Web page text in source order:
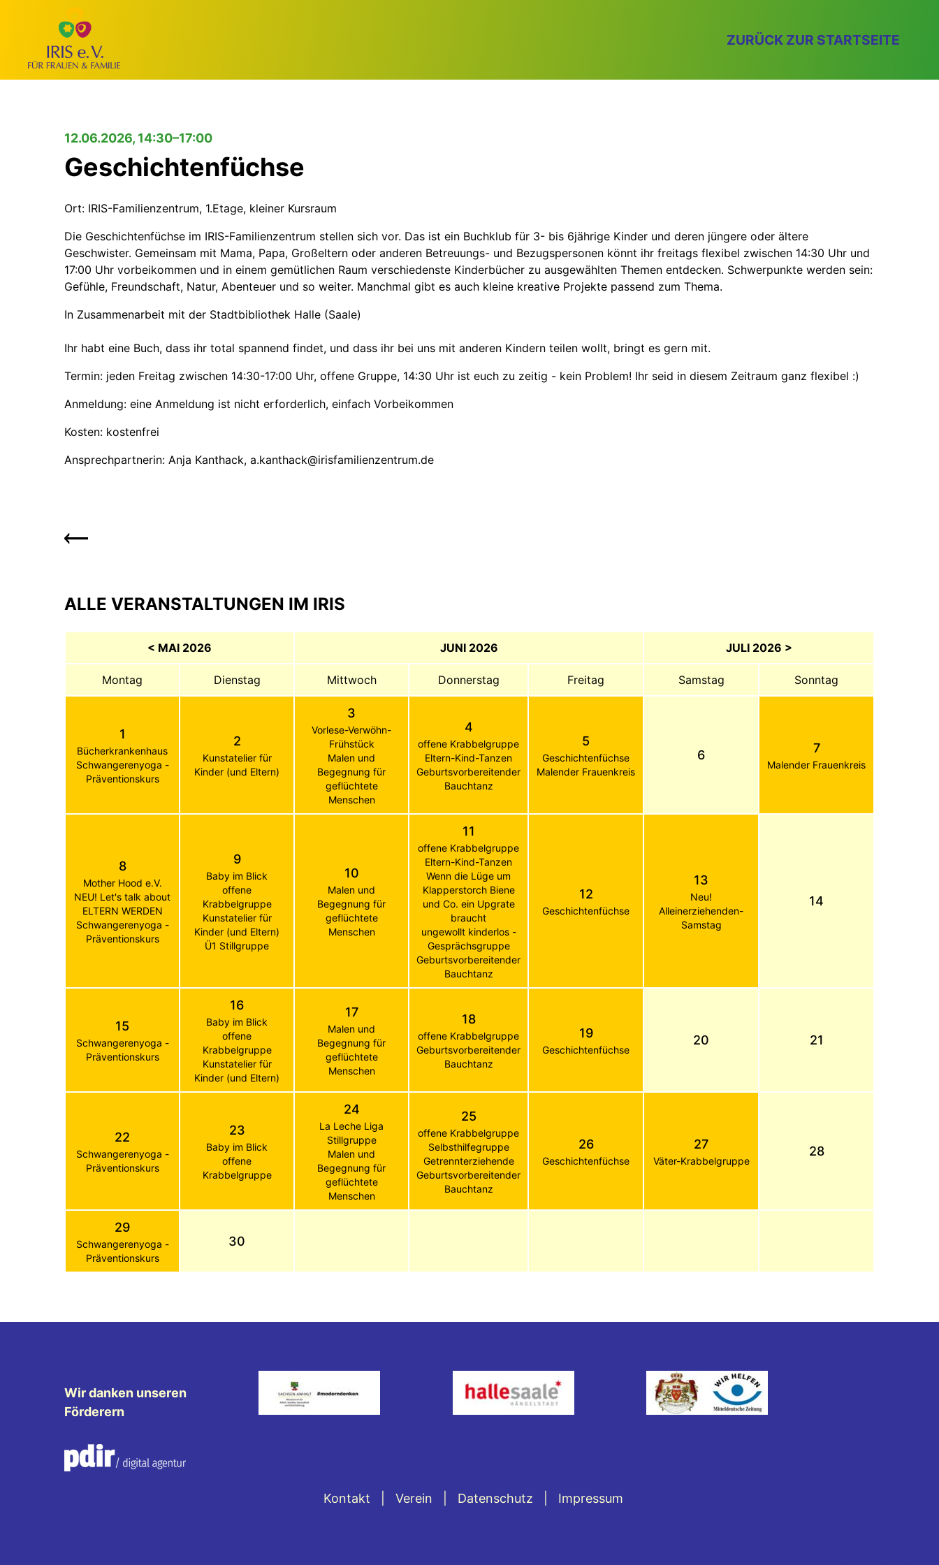
ZURÜCK ZUR STARTSEITE
12.06.2026, 14:30–17:00
Geschichtenfüchse
Ort: IRIS-Familienzentrum, 1.Etage, kleiner Kursraum
Die Geschichtenfüchse im IRIS-Familienzentrum stellen sich vor. Das ist ein Buchklub für 3- bis 6jährige Kinder und deren jüngere oder ältere
Geschwister. Gemeinsam mit Mama, Papa, Großeltern oder anderen Betreuungs- und Bezugspersonen könnt ihr freitags flexibel zwischen 14:30 Uhr und
17:00 Uhr vorbeikommen und in einem gemütlichen Raum verschiedenste Kinderbücher zu ausgewählten Themen entdecken. Schwerpunkte werden sein:
Gefühle, Freundschaft, Natur, Abenteuer und so weiter. Manchmal gibt es auch kleine kreative Projekte passend zum Thema.
In Zusammenarbeit mit der Stadtbibliothek Halle (Saale)
Ihr habt eine Buch, dass ihr total spannend findet, und dass ihr bei uns mit anderen Kindern teilen wollt, bringt es gern mit.
Termin: jeden Freitag zwischen 14:30-17:00 Uhr, offene Gruppe, 14:30 Uhr ist euch zu zeitig - kein Problem! Ihr seid in diesem Zeitraum ganz flexibel :)
Anmeldung: eine Anmeldung ist nicht erforderlich, einfach Vorbeikommen
Kosten: kostenfrei
Ansprechpartnerin: Anja Kanthack, a.kanthack@irisfamilienzentrum.de
ALLE VERANSTALTUNGEN IM IRIS
< MAI 2026 JUNI 2026 JULI 2026 >
Montag Dienstag Mittwoch Donnerstag Freitag Samstag Sonntag
1
Bücherkrankenhaus
Schwangerenyoga -
Präventionskurs
2
Kunstatelier für
Kinder (und Eltern)
3
Vorlese-Verwöhn-
Frühstück
Malen und
Begegnung für
geflüchtete
Menschen
4
offene Krabbelgruppe
Eltern-Kind-Tanzen
Geburtsvorbereitender
Bauchtanz
5
Geschichtenfüchse
Malender Frauenkreis
6 7
Malender Frauenkreis
8
Mother Hood e.V.
NEU! Let's talk about
ELTERN WERDEN
Schwangerenyoga -
Präventionskurs
9
Baby im Blick
offene
Krabbelgruppe
Kunstatelier für
Kinder (und Eltern)
Ü1 Stillgruppe
10
Malen und
Begegnung für
geflüchtete
Menschen
11
offene Krabbelgruppe
Eltern-Kind-Tanzen
Wenn die Lüge um
Klapperstorch Biene
und Co. ein Upgrate
braucht
ungewollt kinderlos -
Gesprächsgruppe
Geburtsvorbereitender
Bauchtanz
12
Geschichtenfüchse
13
Neu!
Alleinerziehenden-
Samstag
14
15
Schwangerenyoga -
Präventionskurs
16
Baby im Blick
offene
Krabbelgruppe
Kunstatelier für
Kinder (und Eltern)
17
Malen und
Begegnung für
geflüchtete
Menschen
18
offene Krabbelgruppe
Geburtsvorbereitender
Bauchtanz
19
Geschichtenfüchse
20 21
22
Schwangerenyoga -
Präventionskurs
23
Baby im Blick
offene
Krabbelgruppe
24
La Leche Liga
Stillgruppe
Malen und
Begegnung für
geflüchtete
Menschen
25
offene Krabbelgruppe
Selbsthilfegruppe
Getrennterziehende
Geburtsvorbereitender
Bauchtanz
26
Geschichtenfüchse
27
Väter-Krabbelgruppe
28
29
Schwangerenyoga -
Präventionskurs
30
Wir danken unseren
Förderern
Kontakt Verein Datenschutz Impressum